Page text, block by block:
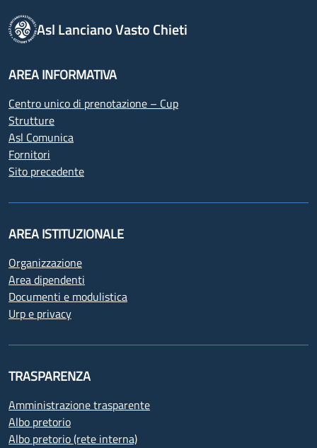
Asl Lanciano Vasto Chieti
AREA INFORMATIVA
Centro unico di prenotazione – Cup
Strutture
Asl Comunica
Fornitori
Sito precedente
AREA ISTITUZIONALE
Organizzazione
Area dipendenti
Documenti e modulistica
Urp e privacy
TRASPARENZA
Amministrazione trasparente
Albo pretorio
Albo pretorio (rete interna)